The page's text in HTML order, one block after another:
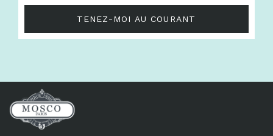
TENEZ-MOI AU COURANT